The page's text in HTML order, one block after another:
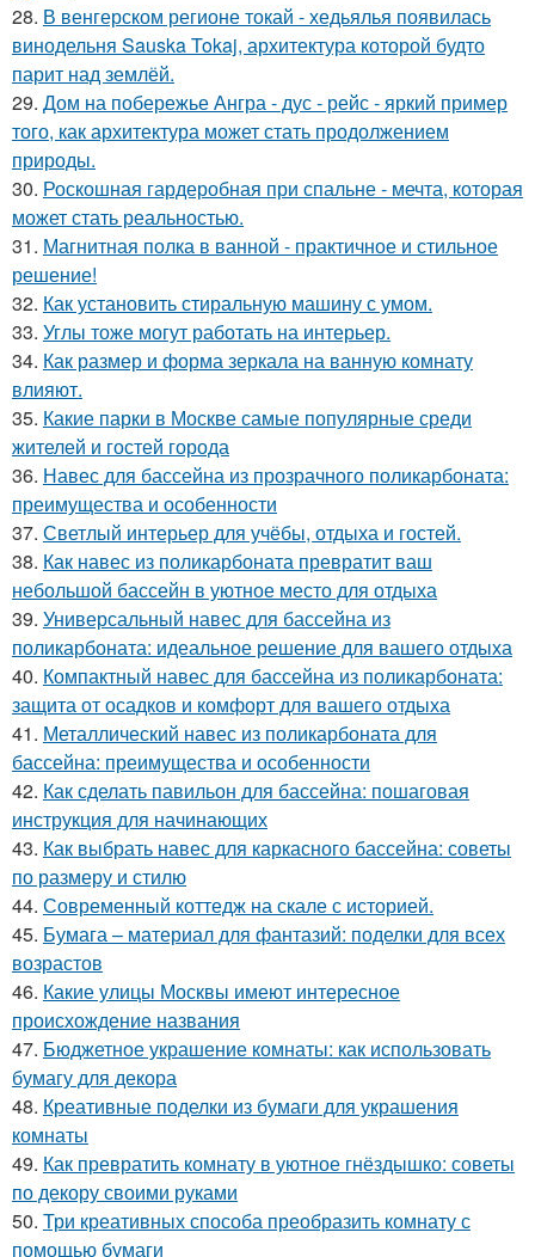
28. В венгерском регионе токай - хедьялья появилась
винодельня Sauska Tokaj, архитектура которой будто
парит над землёй.
29. Дом на побережье Ангра - дус - рейс - яркий пример
того, как архитектура может стать продолжением
природы.
30. Роскошная гардеробная при спальне - мечта, которая
может стать реальностью.
31. Магнитная полка в ванной - практичное и стильное
решение!
32. Как установить стиральную машину с умом.
33. Углы тоже могут работать на интерьер.
34. Как размер и форма зеркала на ванную комнату
влияют.
35. Какие парки в Москве самые популярные среди
жителей и гостей города
36. Навес для бассейна из прозрачного поликарбоната:
преимущества и особенности
37. Светлый интерьер для учёбы, отдыха и гостей.
38. Как навес из поликарбоната превратит ваш
небольшой бассейн в уютное место для отдыха
39. Универсальный навес для бассейна из
поликарбоната: идеальное решение для вашего отдыха
40. Компактный навес для бассейна из поликарбоната:
защита от осадков и комфорт для вашего отдыха
41. Металлический навес из поликарбоната для
бассейна: преимущества и особенности
42. Как сделать павильон для бассейна: пошаговая
инструкция для начинающих
43. Как выбрать навес для каркасного бассейна: советы
по размеру и стилю
44. Современный коттедж на скале с историей.
45. Бумага – материал для фантазий: поделки для всех
возрастов
46. Какие улицы Москвы имеют интересное
происхождение названия
47. Бюджетное украшение комнаты: как использовать
бумагу для декора
48. Креативные поделки из бумаги для украшения
комнаты
49. Как превратить комнату в уютное гнёздышко: советы
по декору своими руками
50. Три креативных способа преобразить комнату с
помощью бумаги